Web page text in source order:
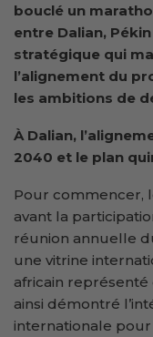
bouclé un
entre Dalian,
stratégique qui
l’alignement du
les ambitions de
À Dalian,
2040 et le plan
Pour commencer,
avant la
réunion annuelle
une vitrine
africain représenté
ainsi démontré
internationale